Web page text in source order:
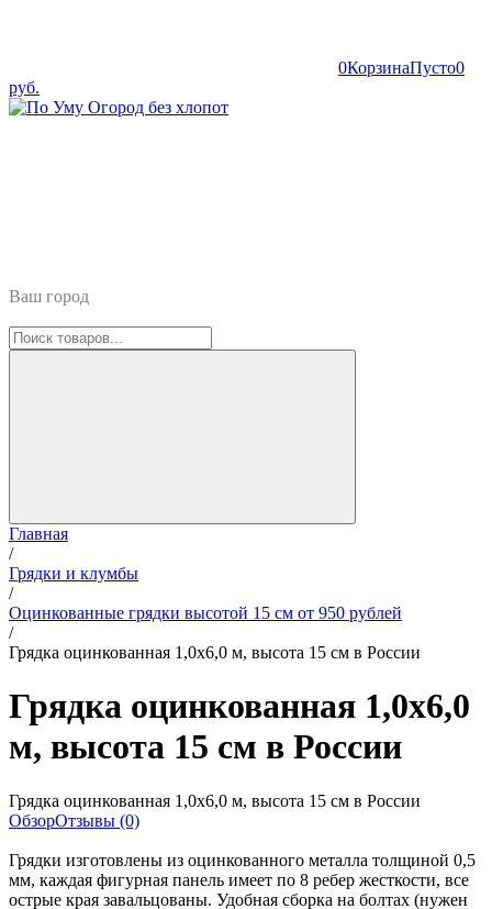
0КорзинаПусто0
руб.
Ваш город
Главная
/
Грядки и клумбы
/
Оцинкованные грядки высотой 15 см от 950 рублей
/
Грядка оцинкованная 1,0х6,0 м, высота 15 см в России
Грядка оцинкованная 1,0х6,0
м, высота 15 см в России
Грядка оцинкованная 1,0х6,0 м, высота 15 см в России
ОбзорОтзывы (0)
Грядки изготовлены из оцинкованного металла толщиной 0,5
мм, каждая фигурная панель имеет по 8 ребер жесткости, все
острые края завальцованы. Удобная сборка на болтах (нужен